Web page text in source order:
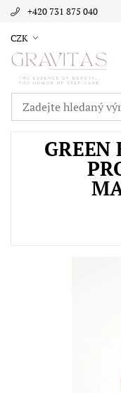
+420 731 875 040
CZK
GREEN